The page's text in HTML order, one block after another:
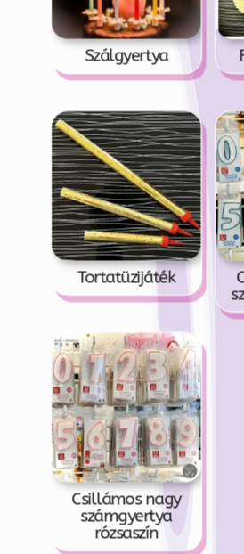
Szálgyertya
Tortatüzijáték
Csillámos nagy
számgyertya
rózsaszín